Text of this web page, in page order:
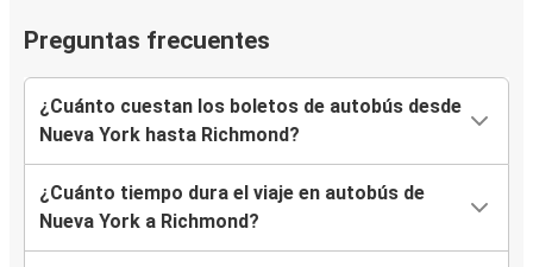
Preguntas frecuentes
¿Cuánto cuestan los boletos de autobús desde
Nueva York hasta Richmond?
¿Cuánto tiempo dura el viaje en autobús de
Nueva York a Richmond?